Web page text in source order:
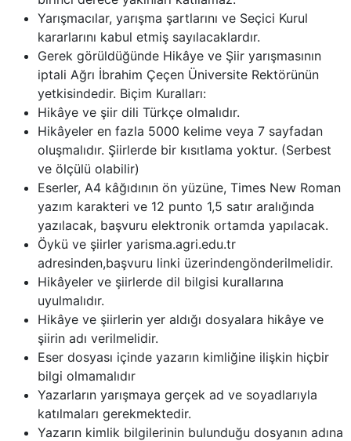
Yarışmacılar, yarışma şartlarını ve Seçici Kurul
kararlarını kabul etmiş sayılacaklardır.
Gerek görüldüğünde Hikâye ve Şiir yarışmasının
iptali Ağrı İbrahim Çeçen Üniversite Rektörünün
yetkisindedir. Biçim Kuralları:
Hikâye ve şiir dili Türkçe olmalıdır.
Hikâyeler en fazla 5000 kelime veya 7 sayfadan
oluşmalıdır. Şiirlerde bir kısıtlama yoktur. (Serbest
ve ölçülü olabilir)
Eserler, A4 kâğıdının ön yüzüne, Times New Roman
yazım karakteri ve 12 punto 1,5 satır aralığında
yazılacak, başvuru elektronik ortamda yapılacak.
Öykü ve şiirler yarisma.agri.edu.tr
adresinden,başvuru linki üzerindengönderilmelidir.
Hikâyeler ve şiirlerde dil bilgisi kurallarına
uyulmalıdır.
Hikâye ve şiirlerin yer aldığı dosyalara hikâye ve
şiirin adı verilmelidir.
Eser dosyası içinde yazarın kimliğine ilişkin hiçbir
bilgi olmamalıdır
Yazarların yarışmaya gerçek ad ve soyadlarıyla
katılmaları gerekmektedir.
Yazarın kimlik bilgilerinin bulunduğu dosyanın adına